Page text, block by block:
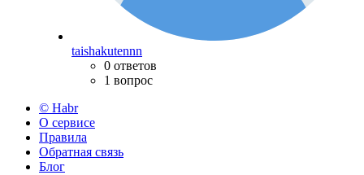
taishakutennn
0 ответов
1 вопрос
© Habr
О сервисе
Правила
Обратная связь
Блог